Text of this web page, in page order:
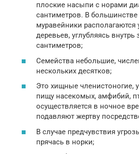
плоские насыпи с норами
сантиметров. В большинстве
муравейники располагаются
деревьев, углубляясь
сантиметров;
Семейства небольшие,
нескольких десятков;
Это хищные членистоногие,
пищу насекомых, амфибий,
осуществляется в ночное
подавляют жертву
В случае предчувствия
прячась в норки;